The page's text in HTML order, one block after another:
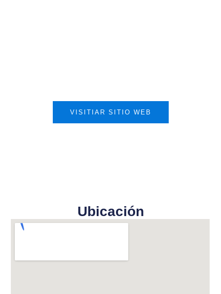
VISITIAR SITIO WEB
Ubicación